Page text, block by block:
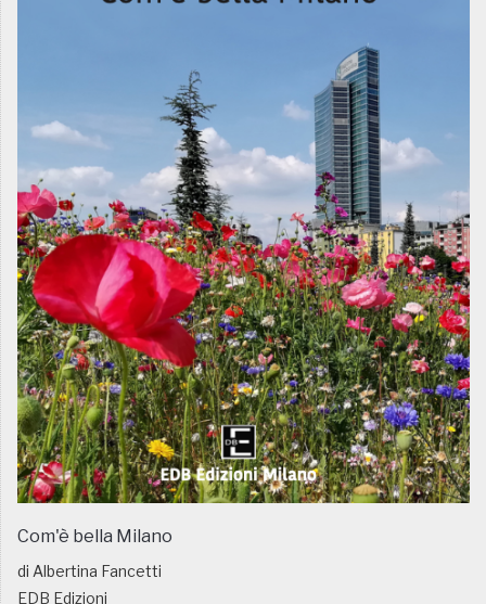
Com'è bella Milano
di Albertina Fancetti
EDB Edizioni